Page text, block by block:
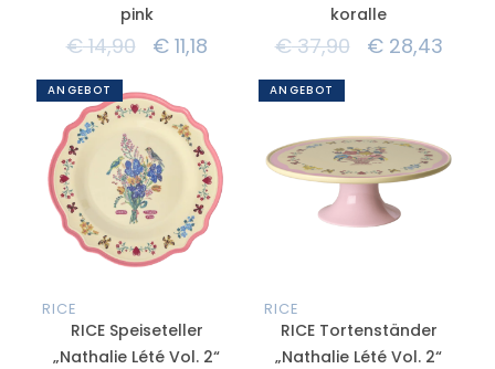
pink
€14,90 €11,18
koralle
€37,90 €28,43
ANGEBOT
RICE
RICE Speiseteller
„Nathalie Lété Vol. 2“
ANGEBOT
RICE
RICE Tortenständer
„Nathalie Lété Vol. 2“